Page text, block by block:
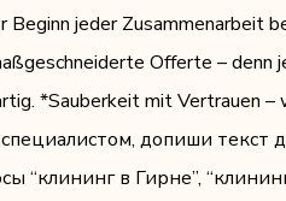
Beginn jeder Zusammenarbeit
Offerte – denn
*Sauberkeit mit Vertrauen
допиши текст
“клининг в Гирне”,